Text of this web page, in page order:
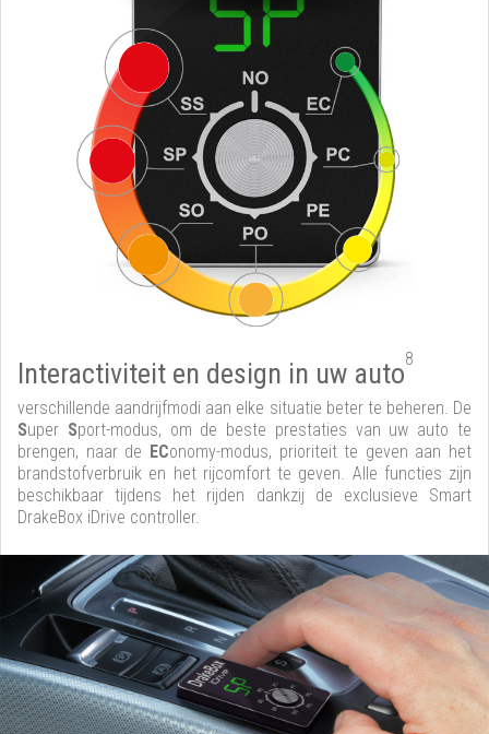
Interactiviteit en design in uw auto8
verschillende aandrijfmodi aan elke situatie beter te beheren. De
Super Sport-modus, om de beste prestaties van uw auto te
brengen, naar de EConomy-modus, prioriteit te geven aan het
brandstofverbruik en het rijcomfort te geven. Alle functies zijn
beschikbaar tijdens het rijden dankzij de exclusieve Smart
DrakeBox iDrive controller.